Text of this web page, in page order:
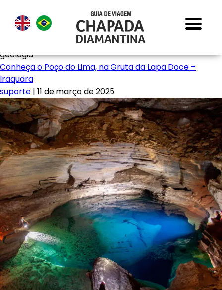
geologia
Conheça o Poço do Lima, na Gruta da Lapa Doce –
Iraquara
suporte | 11 de março de 2025